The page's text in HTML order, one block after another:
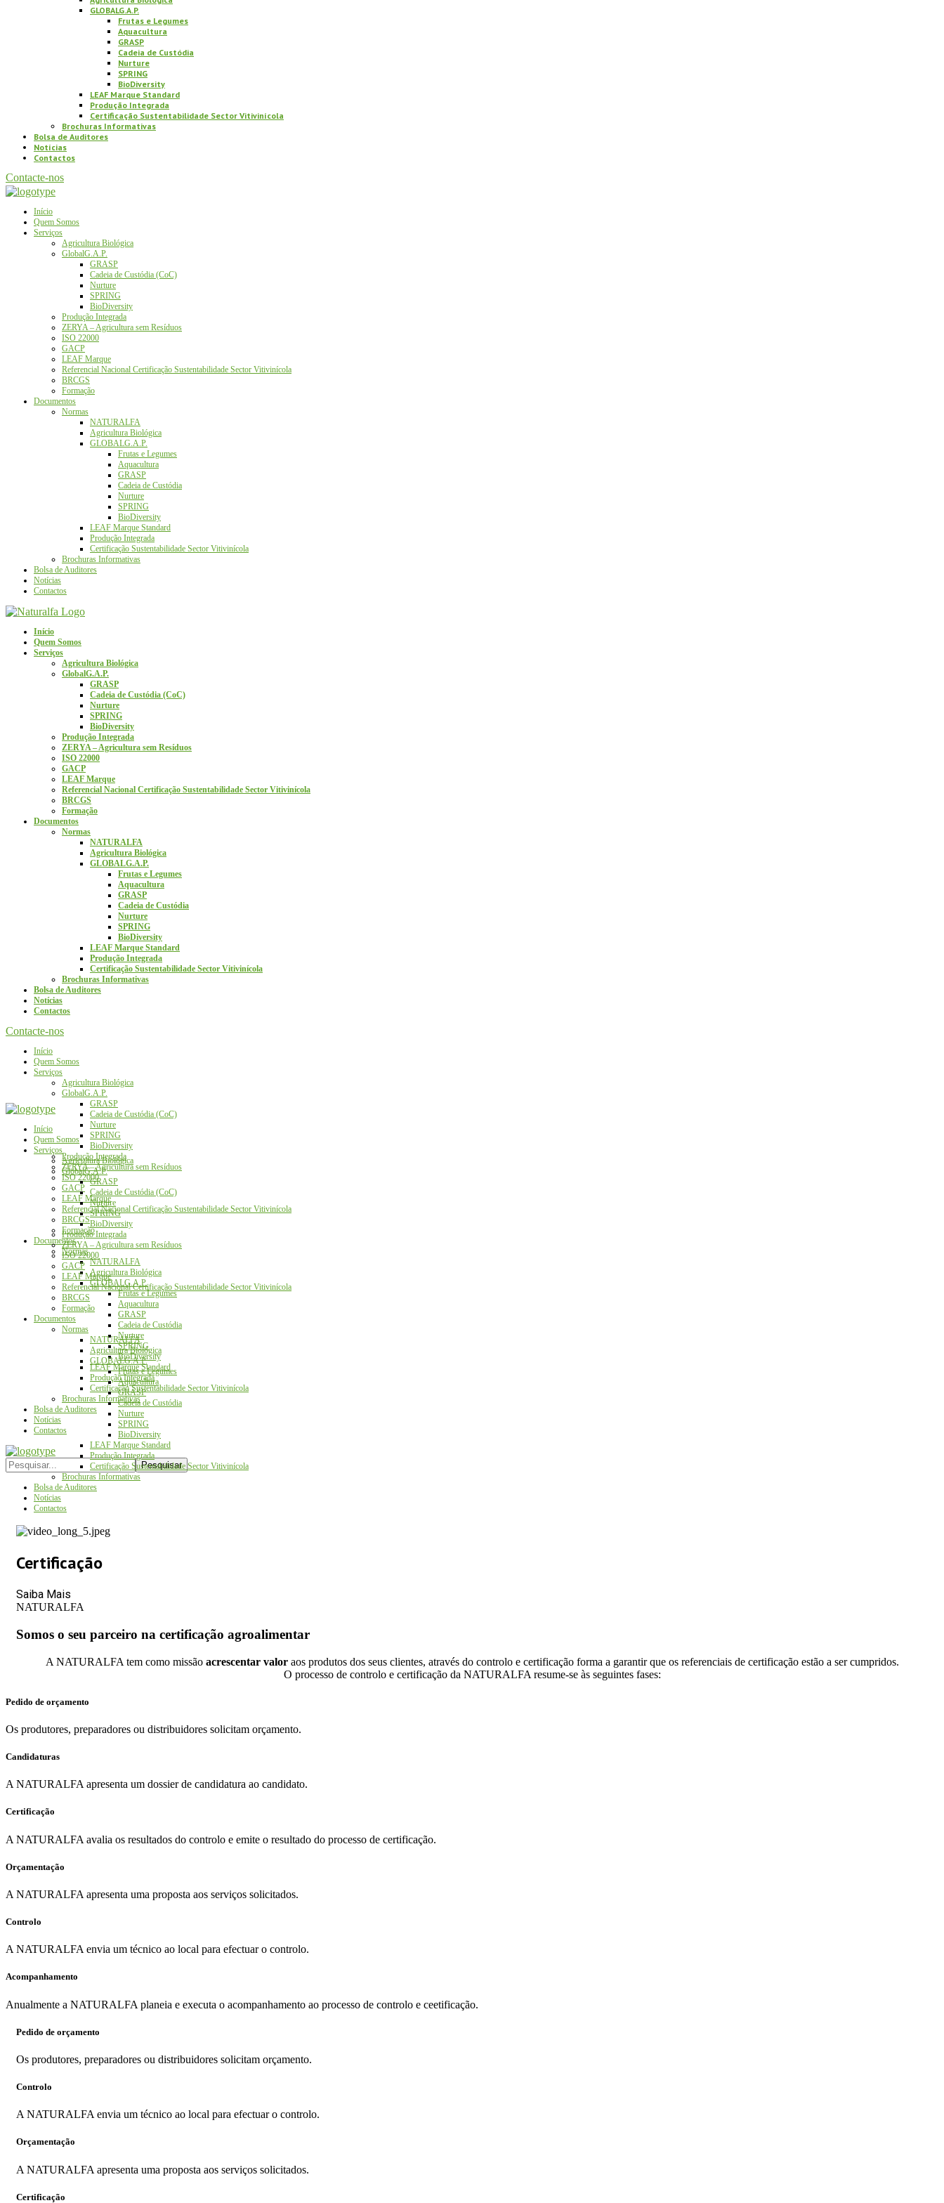
GLOBALG.A.P.
Frutas e Legumes
Aquacultura
GRASP
Cadeia de Custódia
Nurture
SPRING
BioDiversity
LEAF Marque Standard
Produção Integrada
Certificação Sustentabilidade Sector Vitivinícola
Brochuras Informativas
Bolsa de Auditores
Notícias
Contactos
Contacte-nos
Início
Quem Somos
Serviços
Agricultura Biológica
GlobalG.A.P.
GRASP
Cadeia de Custódia (CoC)
Nurture
SPRING
BioDiversity
Produção Integrada
ZERYA – Agricultura sem Resíduos
ISO 22000
GACP
LEAF Marque
Referencial Nacional Certificação Sustentabilidade Sector Vitivinícola
BRCGS
Formação
Documentos
Normas
NATURALFA
Agricultura Biológica
GLOBALG.A.P.
Frutas e Legumes
Aquacultura
GRASP
Cadeia de Custódia
Nurture
SPRING
BioDiversity
LEAF Marque Standard
Produção Integrada
Certificação Sustentabilidade Sector Vitivinícola
Brochuras Informativas
Bolsa de Auditores
Notícias
Contactos
Início
Quem Somos
Serviços
Agricultura Biológica
GlobalG.A.P.
GRASP
Cadeia de Custódia (CoC)
Nurture
SPRING
BioDiversity
Produção Integrada
ZERYA – Agricultura sem Resíduos
ISO 22000
GACP
LEAF Marque
Referencial Nacional Certificação Sustentabilidade Sector Vitivinícola
BRCGS
Formação
Documentos
Normas
NATURALFA
Agricultura Biológica
GLOBALG.A.P.
Frutas e Legumes
Aquacultura
GRASP
Cadeia de Custódia
Nurture
SPRING
BioDiversity
LEAF Marque Standard
Produção Integrada
Certificação Sustentabilidade Sector Vitivinícola
Brochuras Informativas
Bolsa de Auditores
Notícias
Contactos
Contacte-nos
Início
Quem Somos
Serviços
Agricultura Biológica
GlobalG.A.P.
GRASP
Cadeia de Custódia (CoC)
Nurture
SPRING
BioDiversity
Produção Integrada
ZERYA – Agricultura sem Resíduos
ISO 22000
GACP
LEAF Marque
Referencial Nacional Certificação Sustentabilidade Sector Vitivinícola
BRCGS
Formação
Documentos
Normas
NATURALFA
Agricultura Biológica
GLOBALG.A.P.
Frutas e Legumes
Aquacultura
GRASP
Cadeia de Custódia
Nurture
SPRING
BioDiversity
LEAF Marque Standard
Produção Integrada
Certificação Sustentabilidade Sector Vitivinícola
Brochuras Informativas
Bolsa de Auditores
Notícias
Contactos
Início
Quem Somos
Serviços
Agricultura Biológica
GlobalG.A.P.
GRASP
Cadeia de Custódia (CoC)
Nurture
SPRING
BioDiversity
Produção Integrada
ZERYA – Agricultura sem Resíduos
ISO 22000
GACP
LEAF Marque
Referencial Nacional Certificação Sustentabilidade Sector Vitivinícola
BRCGS
Formação
Documentos
Normas
NATURALFA
Agricultura Biológica
GLOBALG.A.P.
Frutas e Legumes
Aquacultura
GRASP
Cadeia de Custódia
Nurture
SPRING
BioDiversity
LEAF Marque Standard
Produção Integrada
Certificação Sustentabilidade Sector Vitivinícola
Brochuras Informativas
Bolsa de Auditores
Notícias
Contactos
Certificação
Saiba Mais
NATURALFA
Somos o seu parceiro na certificação agroalimentar
A NATURALFA tem como missão acrescentar valoraos produtos dos seus clientes, através do controlo e certificação forma a garantir que os referenciais de certificação estão a ser cumpridos.
O processo de controlo e certificação da NATURALFA resume-se às seguintes fases:
Pedido de orçamento
Os produtores, preparadores ou distribuidores solicitam orçamento.
Candidaturas
A NATURALFA apresenta um dossier de candidatura ao candidato.
Certificação
A NATURALFA avalia os resultados do controlo e emite o resultado do processo de certificação.
Orçamentação
A NATURALFA apresenta uma proposta aos serviços solicitados.
Controlo
A NATURALFA envia um técnico ao local para efectuar o controlo.
Acompanhamento
Anualmente a NATURALFA planeia e executa o acompanhamento ao processo de controlo e ceetificação.
Pedido de orçamento
Os produtores, preparadores ou distribuidores solicitam orçamento.
Controlo
A NATURALFA envia um técnico ao local para efectuar o controlo.
Orçamentação
A NATURALFA apresenta uma proposta aos serviços solicitados.
Certificação